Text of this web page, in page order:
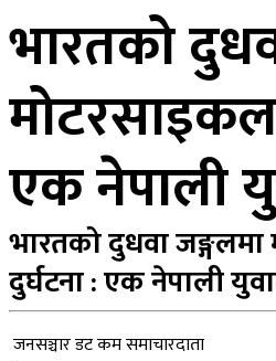
भारतको
मोटरसाइकल
एक नेपाली
भारतको दुधवा
दुर्घटना : एक नेपाली
जनसञ्चार डट कम समाचारदाता